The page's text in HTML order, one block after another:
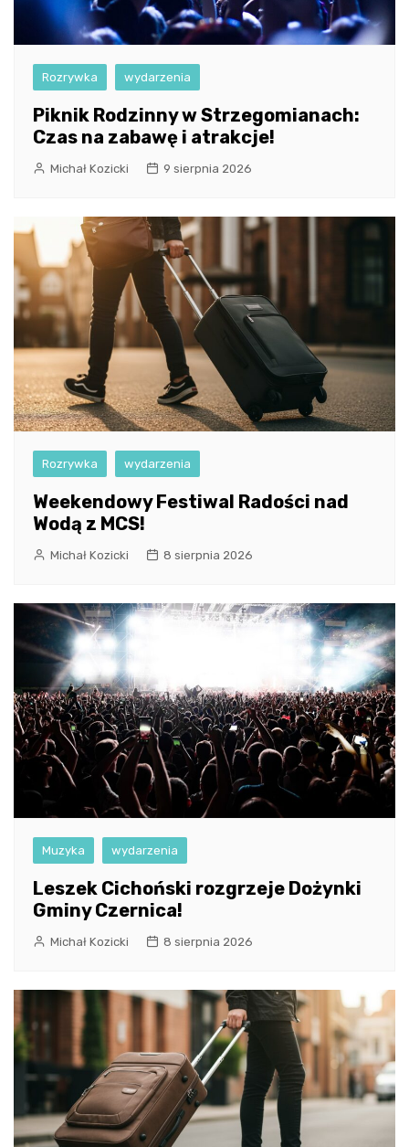
Rozrywka wydarzenia
Piknik Rodzinny w Strzegomianach:
Czas na zabawę i atrakcje!
Michał Kozicki 9 sierpnia 2026
Rozrywka wydarzenia
Weekendowy Festiwal Radości nad
Wodą z MCS!
Michał Kozicki 8 sierpnia 2026
Muzyka wydarzenia
Leszek Cichoński rozgrzeje Dożynki
Gminy Czernica!
Michał Kozicki 8 sierpnia 2026